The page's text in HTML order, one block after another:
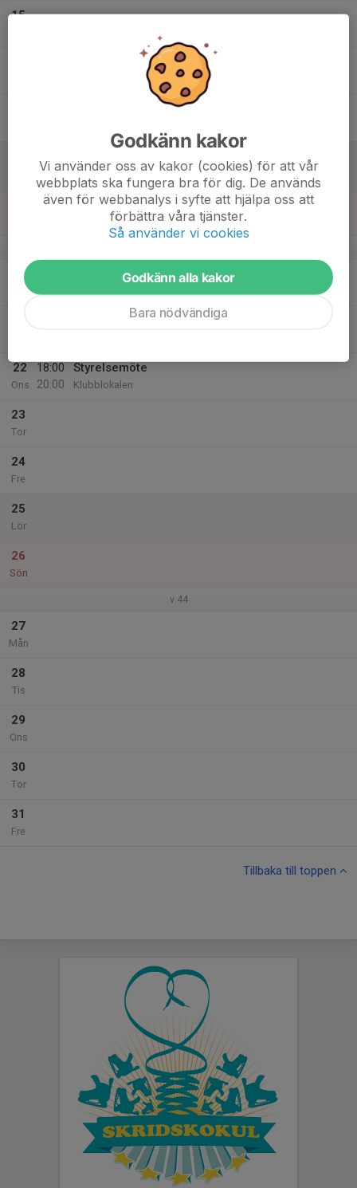
15
20
Mån
22
Ons
18:00
20:00
Styrelsemöte
Klubblokalen
23
Tor
24
Fre
25
Lör
26
Sön
v.44
27
Mån
28
Tis
29
Ons
30
Tor
31
Fre
Tillbaka till toppen
Godkänn kakor
Vi använder oss av kakor (cookies) för att vår
webbplats ska fungera bra för dig. De används
även för webbanalys i syfte att hjälpa oss att
förbättra våra tjänster.
Så använder vi cookies
Godkänn alla kakor
Bara nödvändiga